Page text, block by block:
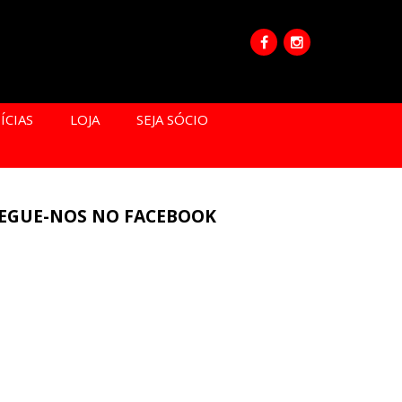
LOJA
SEJA SÓCIO
NOS NO FACEBOOK